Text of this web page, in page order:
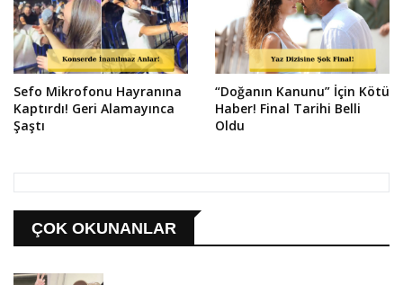
Sefo Mikrofonu Hayranına
Kaptırdı! Geri Alamayınca
Şaştı
“Doğanın Kanunu” İçin Kötü
Haber! Final Tarihi Belli
Oldu
ÇOK OKUNANLAR